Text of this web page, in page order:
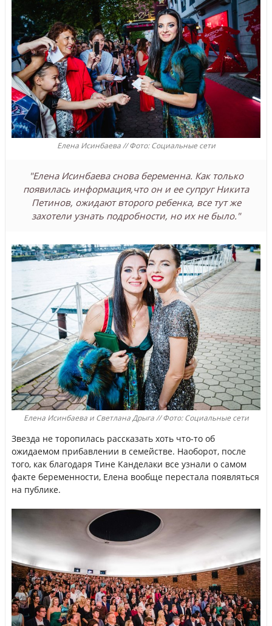
Елена Исинбаева // Фото: Социальные сети
"Елена Исинбаева снова беременна. Как только
появилась информация,что он и ее супруг Никита
Петинов, ожидают второго ребенка, все тут же
захотели узнать подробности, но их не было."
Елена Исинбаева и Светлана Дрыга // Фото: Социальные сети
Звезда не торопилась рассказать хоть что-то об
ожидаемом прибавлении в семействе. Наоборот, после
того, как благодаря Тине Канделаки все узнали о самом
факте беременности, Елена вообще перестала появляться
на публике.